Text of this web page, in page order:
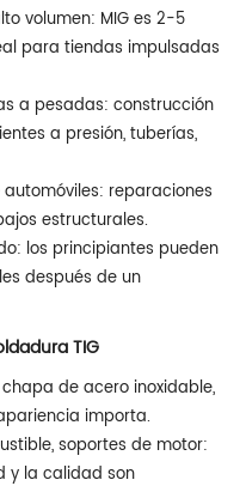
volumen: MIG es 2-5
para tiendas impulsadas
a pesadas: construcción
a presión, tuberías,
reparaciones
estructurales.
los principiantes pueden
después de un
TIG
de acero inoxidable,
importa.
soportes de motor:
y la calidad son